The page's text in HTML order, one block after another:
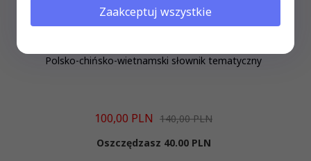
Polsko-chińsko-wietnamski słownik tematyczny
100,00 PLN 140,00 PLN
Oszczędzasz 40.00 PLN
Zaakceptuj wszystkie